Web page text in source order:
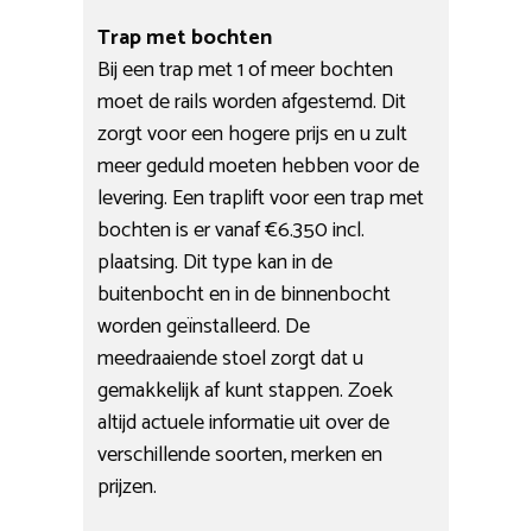
Trap met bochten
Bij een trap met 1 of meer bochten
moet de rails worden afgestemd. Dit
zorgt voor een hogere prijs en u zult
meer geduld moeten hebben voor de
levering. Een traplift voor een trap met
bochten is er vanaf €6.350 incl.
plaatsing. Dit type kan in de
buitenbocht en in de binnenbocht
worden geïnstalleerd. De
meedraaiende stoel zorgt dat u
gemakkelijk af kunt stappen. Zoek
altijd actuele informatie uit over de
verschillende soorten, merken en
prijzen.